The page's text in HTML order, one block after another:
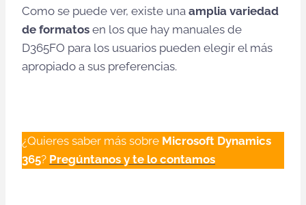
Como se puede ver, existe una amplia variedad
de formatos en los que hay manuales de
D365FO para los usuarios pueden elegir el más
apropiado a sus preferencias.
¿Quieres saber más sobre Microsoft Dynamics
365? Pregúntanos y te lo contamos